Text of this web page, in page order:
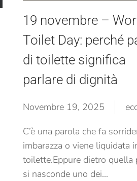
19 novembre –
Toilet Day: perché
di toilette significa
parlare di dignità
Novembre 19, 2025
C’è una parola che fa
imbarazza o viene liquidata
toilette.Eppure dietro quella
si nasconde uno dei...